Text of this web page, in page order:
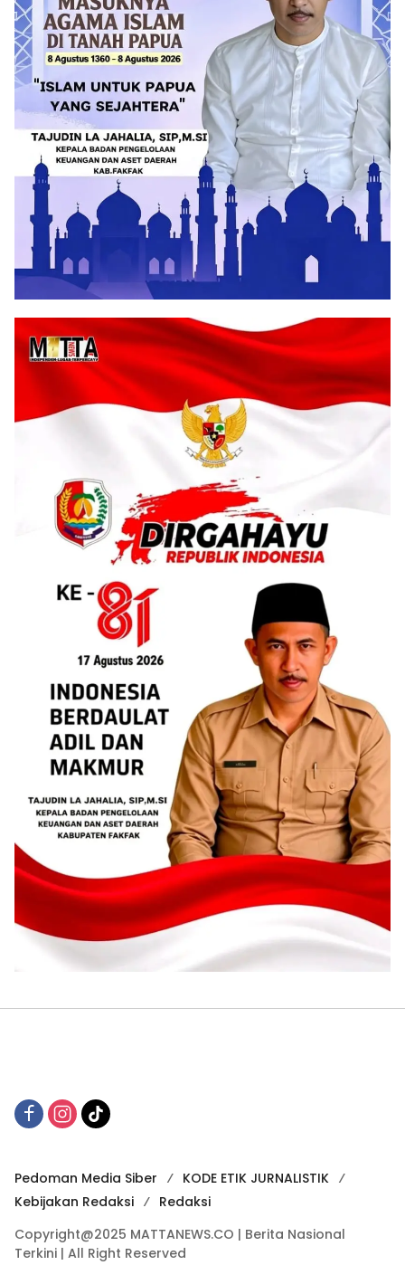
Pedoman Media Siber
KODE ETIK JURNALISTIK
Kebijakan Redaksi
Redaksi
Copyright@2025 MATTANEWS.CO | Berita Nasional
Terkini | All Right Reserved